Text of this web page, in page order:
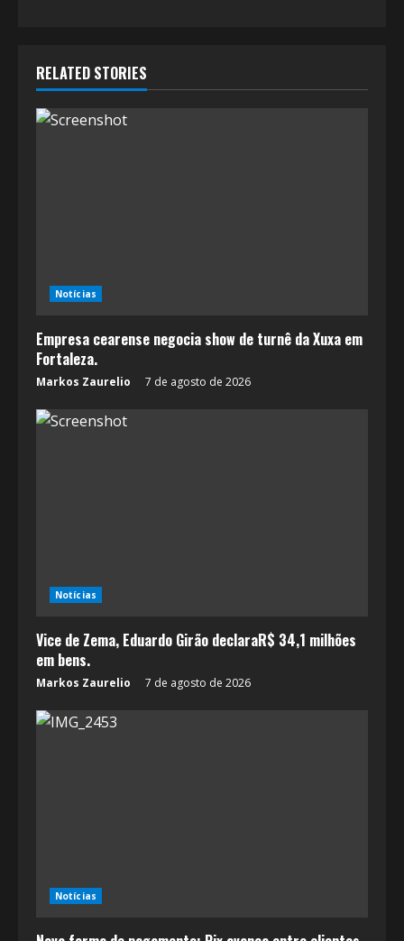
u
e
n
g
RELATED STORIES
Notícias
Empresa cearense negocia show de turnê da Xuxa em
Fortaleza.
Markos Zaurelio 7 de agosto de 2026
Notícias
Vice de Zema, Eduardo Girão declaraR$ 34,1 milhões
em bens.
Markos Zaurelio 7 de agosto de 2026
Notícias